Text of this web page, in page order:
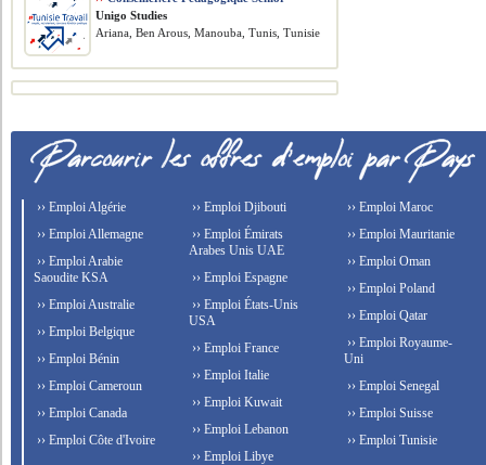
Unigo Studies
Ariana, Ben Arous, Manouba, Tunis, Tunisie
›› Emploi Algérie
›› Emploi Allemagne
›› Emploi Arabie
Saoudite KSA
›› Emploi Australie
›› Emploi Belgique
›› Emploi Bénin
›› Emploi Cameroun
›› Emploi Canada
›› Emploi Côte d'Ivoire
›› Emploi Djibouti
›› Emploi Émirats
Arabes Unis UAE
›› Emploi Espagne
›› Emploi États-Unis
USA
›› Emploi France
›› Emploi Italie
›› Emploi Kuwait
›› Emploi Lebanon
›› Emploi Libye
›› Emploi Maroc
›› Emploi Mauritanie
›› Emploi Oman
›› Emploi Poland
›› Emploi Qatar
›› Emploi Royaume-
Uni
›› Emploi Senegal
›› Emploi Suisse
›› Emploi Tunisie